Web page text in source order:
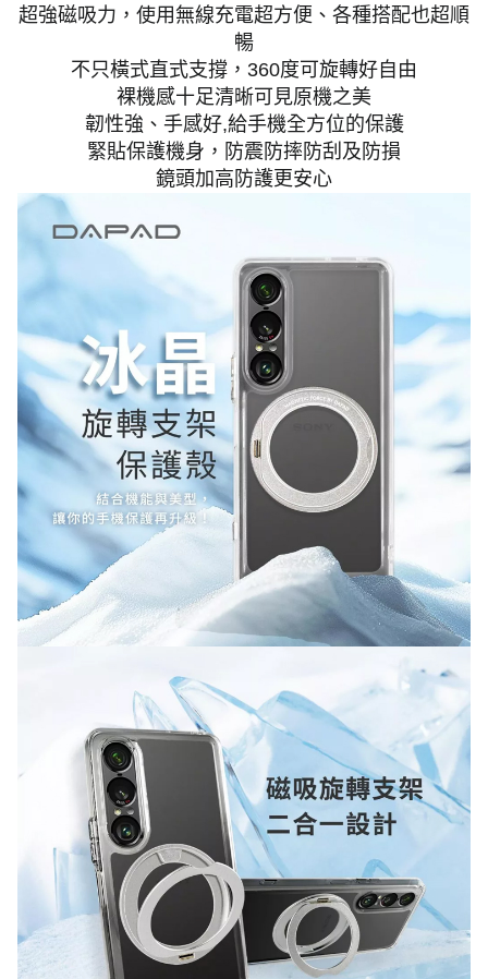
超強磁吸力，使用無線充電超方便、各種搭配也超順
暢
不只橫式直式支撐，360度可旋轉好自由
裸機感十足清晰可見原機之美
韌性強、手感好,給手機全方位的保護
緊貼保護機身，防震防摔防刮及防損
鏡頭加高防護更安心